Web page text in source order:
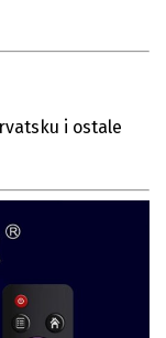
i ostale